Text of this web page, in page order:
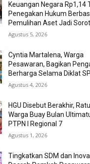
Keuangan Negara Rp1,14
Penegakan Hukum
Pemulihan Aset Jadi
Agustus 5, 2026
Cyntia Martalena, Warga
Pesawaran, Bagikan
Berharga Selama Diklat
Agustus 4, 2026
HGU Disebut Berakhir,
Warga Buay Bulan
PTPN I Regional 7
Agustus 1, 2026
Tingkatkan SDM dan